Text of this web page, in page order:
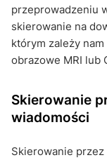
przeprowadzeniu
skierowanie na
którym zależy
obrazowe MRI lub
Skierowanie
wiadomości
Skierowanie